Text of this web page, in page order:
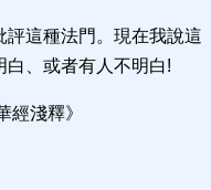
這種法門。現在我說這
、或者有人不明白!
經淺釋》